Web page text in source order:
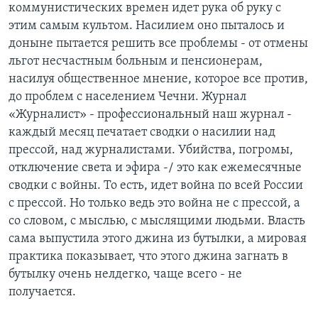
коммунистических времен идет рука об руку с
этим самым культом. Насилием оно пыталось и
доныне пытается решить все проблемы - от отмены
льгот несчастным больным и пенсионерам,
насилуя общественное мнение, которое все против,
до проблем с населением Чечни. Журнал
«Журналист» - профессиональный наш журнал -
каждый месяц печатает сводки о насилии над
прессой, над журналистами. Убийства, погромы,
отключение света и эфира -/ это как ежемесячные
сводки с войны. То есть, идет война по всей России
с прессой. Но только ведь это война не с прессой, а
со словом, с мыслью, с мыслящими людьми. Власть
сама выпустила этого джина из бутылки, а мировая
практика показывает, что этого джина загнать в
бутылку очень нелдегко, чаще всего - не
получается.